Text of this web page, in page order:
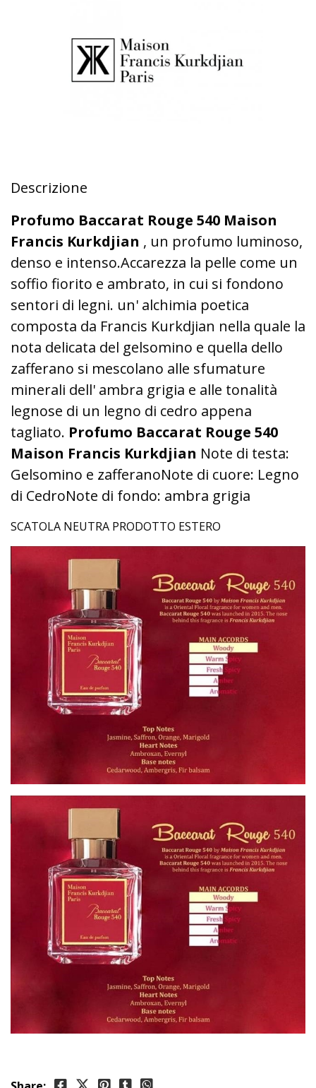
Descrizione
Profumo Baccarat Rouge 540 Maison
Francis Kurkdjian , un profumo luminoso,
denso e intenso.Accarezza la pelle come un
soffio fiorito e ambrato, in cui si fondono
sentori di legni. un' alchimia poetica
composta da Francis Kurkdjian nella quale la
nota delicata del gelsomino e quella dello
zafferano si mescolano alle sfumature
minerali dell' ambra grigia e alle tonalità
legnose di un legno di cedro appena
tagliato. Profumo Baccarat Rouge 540
Maison Francis Kurkdjian Note di testa:
Gelsomino e zafferanoNote di cuore: Legno
di CedroNote di fondo: ambra grigia
SCATOLA NEUTRA PRODOTTO ESTERO